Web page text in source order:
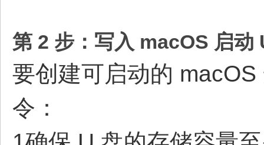
第 2 步：写入 macOS 启动
要创建可启动的
令：